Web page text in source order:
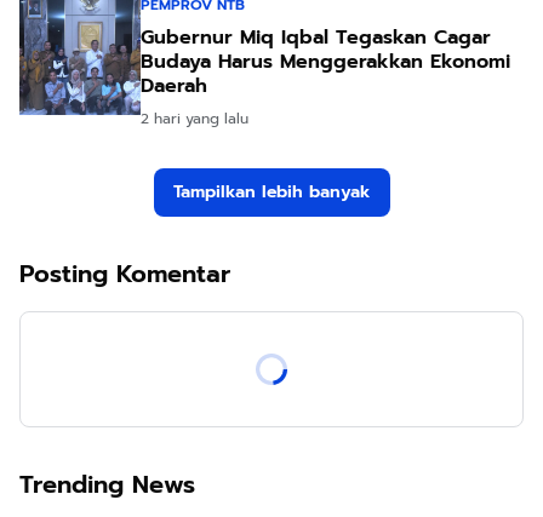
PEMPROV NTB
Gubernur Miq Iqbal Tegaskan Cagar
Budaya Harus Menggerakkan Ekonomi
Daerah
2 hari yang lalu
Tampilkan lebih banyak
Posting Komentar
Trending News